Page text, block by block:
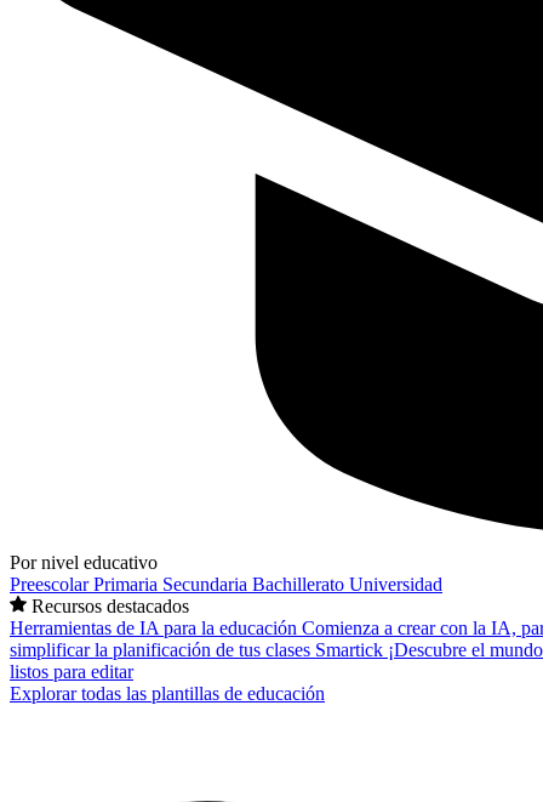
Por nivel educativo
PreescolarPrimaria Secundaria Bachillerato Universidad
Recursos destacados
Herramientas de IA para la educación Comienza a crear con la IA,
simplificar la planificación de tus clases Smartick ¡Descubre el
listos para editar
Explorar todas las plantillas de educación